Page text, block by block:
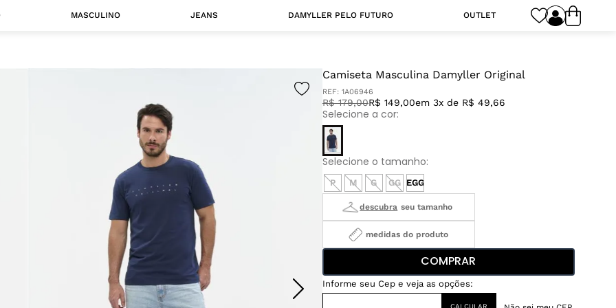
MASCULINO JEANS DAMYLLER PELO FUTURO OUTLET
Camiseta Masculina Damyller Original
REF: 1A06946
R$ 179,00R$ 149,00em 3x de R$ 49,66
P M G GG EGG
medidas do produto
COMPRAR